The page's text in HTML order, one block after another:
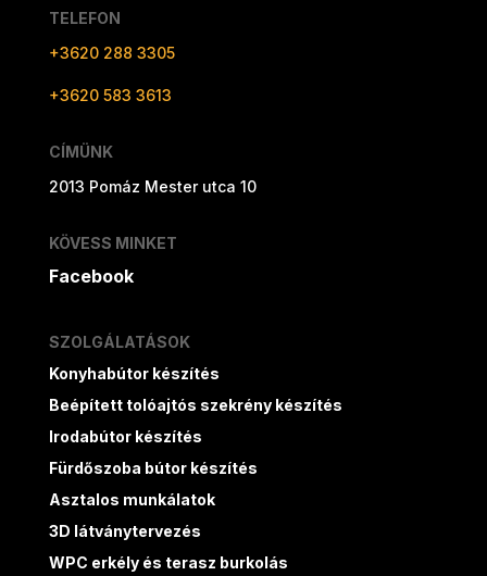
TELEFON
+3620 288 3305
+3620 583 3613
CÍMÜNK
2013 Pomáz Mester utca 10
KÖVESS MINKET
Facebook
SZOLGÁLATÁSOK
Konyhabútor készítés
Beépített tolóajtós szekrény készítés
Irodabútor készítés
Fürdőszoba bútor készítés
Asztalos munkálatok
3D látványtervezés
WPC erkély és terasz burkolás